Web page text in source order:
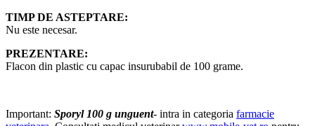
TIMP DE ASTEPTARE:
Nu este necesar.
PREZENTARE:
Flacon din plastic cu capac insurubabil de 100 grame.
Important: Sporyl 100 g unguent- intra in categoria farmacie